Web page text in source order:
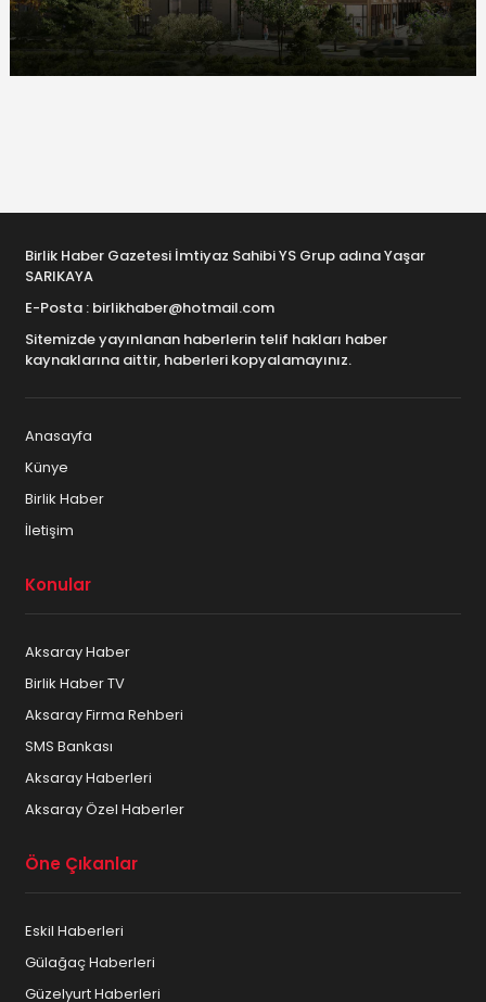
Birlik Haber Gazetesi İmtiyaz Sahibi YS Grup adına Yaşar
SARIKAYA
E-Posta : birlikhaber@hotmail.com
Sitemizde yayınlanan haberlerin telif hakları haber
kaynaklarına aittir, haberleri kopyalamayınız.
Anasayfa
Künye
Birlik Haber
İletişim
Konular
Aksaray Haber
Birlik Haber TV
Aksaray Firma Rehberi
SMS Bankası
Aksaray Haberleri
Aksaray Özel Haberler
Öne Çıkanlar
Eskil Haberleri
Gülağaç Haberleri
Güzelyurt Haberleri